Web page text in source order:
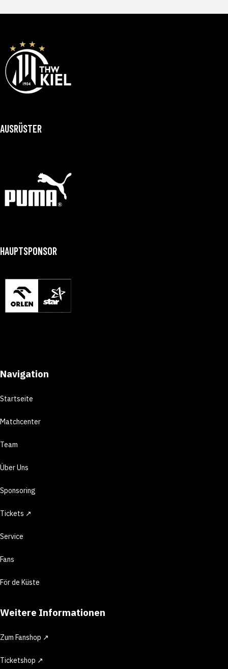
AUSRÜSTER
HAUPTSPONSOR
Navigation
Startseite
Matchcenter
Team
Über Uns
Sponsoring
Tickets ↗
Service
Fans
För de Küste
Weitere Informationen
Zum Fanshop ↗
Ticketshop ↗